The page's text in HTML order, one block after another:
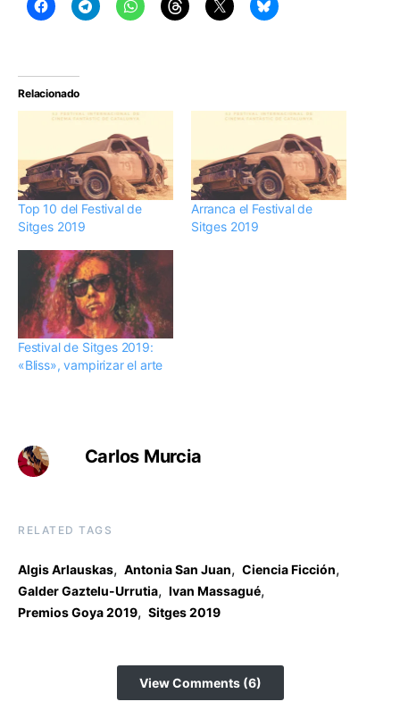
Relacionado
Top 10 del Festival de
Sitges 2019
Arranca el Festival de
Sitges 2019
Festival de Sitges 2019:
«Bliss», vampirizar el arte
Carlos Murcia
RELATED TAGS
Algis Arlauskas, Antonia San Juan, Ciencia Ficción,
Galder Gaztelu-Urrutia, Ivan Massagué,
Premios Goya 2019, Sitges 2019
View Comments (6)